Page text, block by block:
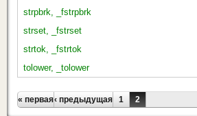
strpbrk, _fstrpbrk
strset, _fstrset
strtok, _fstrtok
tolower, _tolower
Страницы
« первая‹ предыдущая 1 2